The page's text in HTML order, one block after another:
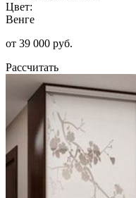
Цвет:
Венге
от 39 000 руб.
Рассчитать